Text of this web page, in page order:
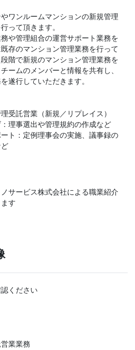
ワンルームマンションの新規管理
って頂きます。
や管理組合の運営サポート業務を
存のマンション管理業務を行って
階で新規のマンション管理業務を
ームのメンバーと情報を共有し、
遂行していただきます。
受託営業（新規／リプレイス）
理事選出や管理規約の作成など
ト：定例理事会の実施、議事録の
サービス株式会社による職業紹介
す
ください
業業務